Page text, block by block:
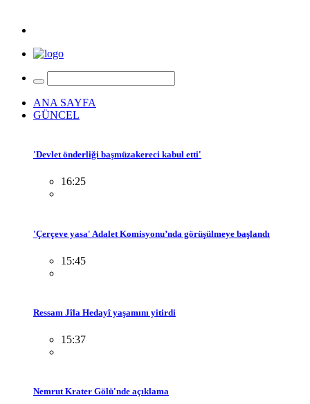
ANA SAYFA
GÜNCEL
'Devlet önderliği başmüzakereci kabul etti'
16:25
'Çerçeve yasa' Adalet Komisyonu’nda görüşülmeye başlandı
15:45
Ressam Jîla Hedayî yaşamını yitirdi
15:37
Nemrut Krater Gölü'nde açıklama